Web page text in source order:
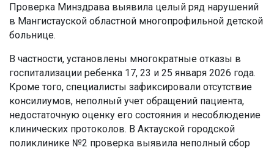
Проверка Минздрава выявила целый ряд нарушений
в Мангистауской областной многопрофильной детской
больнице.
В частности, установлены многократные отказы в
госпитализации ребенка 17, 23 и 25 января 2026 года.
Кроме того, специалисты зафиксировали отсутствие
консилиумов, неполный учет обращений пациента,
недостаточную оценку его состояния и несоблюдение
клинических протоколов. В Актауской городской
поликлинике №2 проверка выявила неполный сбор